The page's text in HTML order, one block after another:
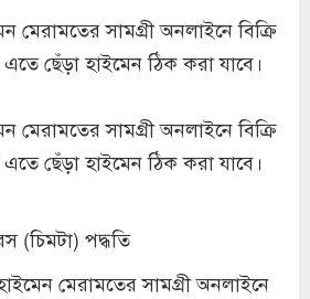
মেরামতের সামগ্রী অনলাইনে বিক্রি
এতে ছেঁড়া হাইমেন ঠিক করা যাবে।
মেরামতের সামগ্রী অনলাইনে বিক্রি
এতে ছেঁড়া হাইমেন ঠিক করা যাবে।
(চিমটা) পদ্ধতি
মেরামতের সামগ্রী অনলাইনে